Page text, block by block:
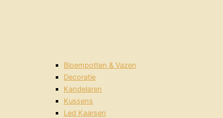
Bloempotten & Vazen
Decoratie
Kandelaren
Kussens
Led Kaarsen